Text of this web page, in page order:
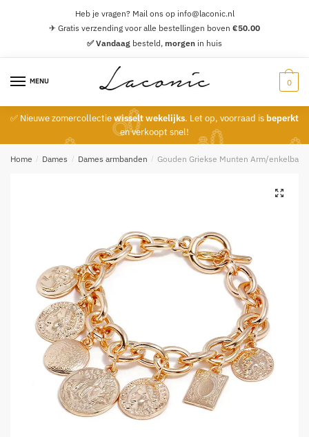
Heb je vragen? Mail ons op info@laconic.nl
✈ Gratis verzending voor alle bestellingen boven €50.00
✅ Vandaag besteld, morgen in huis
MENU 0
✅ Nieuwe zomercollectiewisselt wekelijks. Let op, voorraad is beperkt
en verkoopt snel!
Home / Dames / Dames armbanden / Gouden Griekse Munten Arm/enkelband
🔍